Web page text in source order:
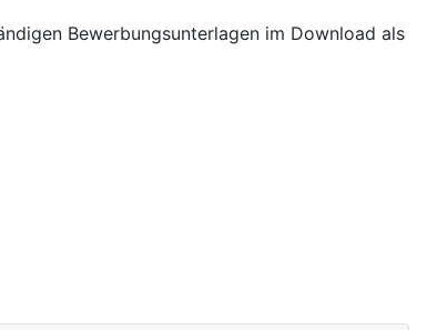
Bewerbungsunterlagen im Download als